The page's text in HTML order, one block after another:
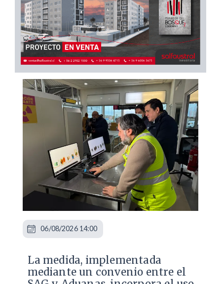
La medida, implementada
mediante un convenio entre el
06/08/2026 14:00